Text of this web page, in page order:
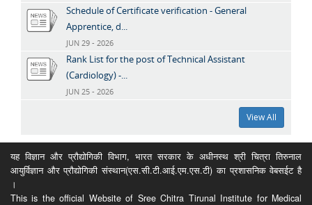
Schedule of Certificate verification - General
Apprentice, d...
JUN 29 - 2026
Rank List for the post of Technical Assistant
(Cardiology) -...
JUN 25 - 2026
View All
यह विज्ञान और प्रौद्योगिकी विभाग, भारत सरकार के अधीनस्थ श्री चित्रा तिरुनाल
आयुर्विज्ञान और प्रौद्योगिकी संस्थान(एस.सी.टी.आई.एम.एस.टी) का प्रशासनिक वेबसईट है
।
This is the official Website of Sree Chitra Tirunal Institute for Medical